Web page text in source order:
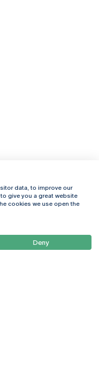
Online
Chegar
data, to improve our
give you a great website
cookies we use open the
Deny